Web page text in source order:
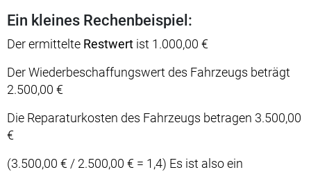
Ein kleines Rechenbeispiel:
Der ermittelte Restwert ist 1.000,00 €
Der Wiederbeschaffungswert des Fahrzeugs beträgt
2.500,00 €
Die Reparaturkosten des Fahrzeugs betragen 3.500,00
€
(3.500,00 € / 2.500,00 € = 1,4) Es ist also ein